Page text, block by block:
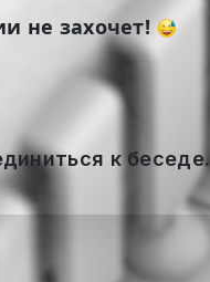
не захочет!
к беседе.